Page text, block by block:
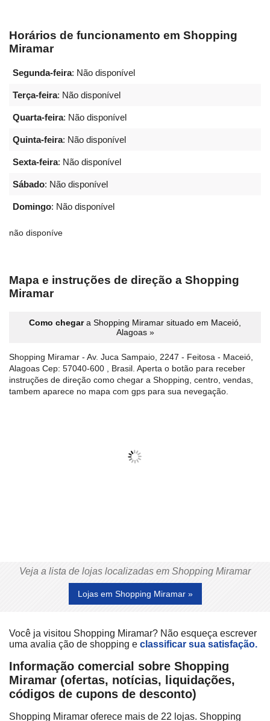
Horários de funcionamento em Shopping
Miramar
Segunda-feira: Não disponível
Terça-feira: Não disponível
Quarta-feira: Não disponível
Quinta-feira: Não disponível
Sexta-feira: Não disponível
Sábado: Não disponível
Domingo: Não disponível
não disponíve
Mapa e instruções de direção a Shopping
Miramar
Como chegara Shopping Miramar situado em Maceió,
Alagoas »
Shopping Miramar - Av. Juca Sampaio, 2247 - Feitosa - Maceió,
Alagoas Cep: 57040-600 , Brasil. Aperta o botão para receber
instruções de direção como chegar a Shopping, centro, vendas,
tambem aparece no mapa com gps para sua nevegação.
Veja a lista de lojas localizadas em Shopping Miramar
Lojas em Shopping Miramar »
Você ja visitou Shopping Miramar? Não esqueça escrever
uma avalia ção de shopping e classificar sua satisfação.
Informação comercial sobre Shopping
Miramar (ofertas, notícias, liquidações,
códigos de cupons de desconto)
Shopping Miramar oferece mais de 22 lojas. Shopping